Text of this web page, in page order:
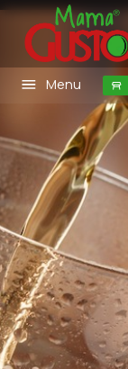
Menu